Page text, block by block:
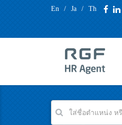
En / Ja / Th